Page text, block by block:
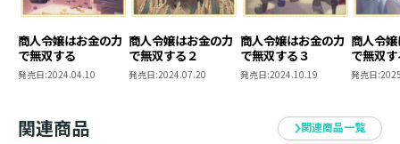
西崎ありす
鰻が食べられないくせに、なぜか浜名湖に旅行に行きま
した。さわやかのハンバーグは正義です。
ゲームとアニメとお絵かきと鳥が好きです。
商人令嬢はお金の力
で無双する
発売日:2024.04.10
商人令嬢はお金の力
で無双する２
発売日:2024.07.20
商人令嬢はお金の力
で無双する３
発売日:2024.10.19
商人令
で無双
発売日:
関連商品 関連商品一覧